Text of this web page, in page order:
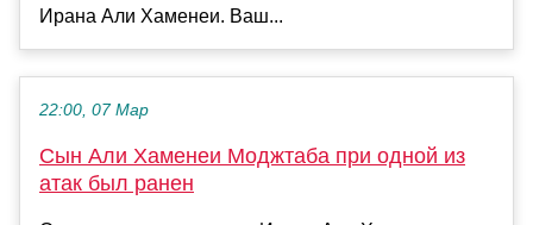
Ирана Али Хаменеи. Ваш...
22:00, 07 Мар
Сын Али Хаменеи Моджтаба при одной из
атак был ранен